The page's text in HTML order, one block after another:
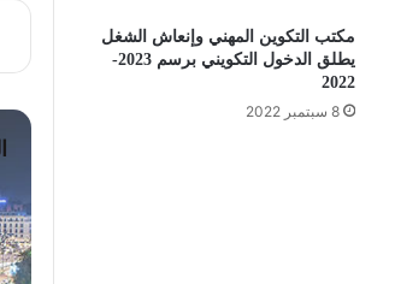
مكتب التكوين المهني وإنعاش الشغل
يطلق الدخول التكويني برسم 2023-
2022
8 سبتمبر 2022